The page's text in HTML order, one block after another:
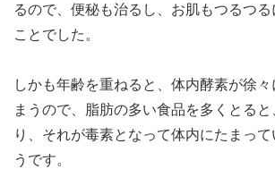
るので、便秘も治るし、お肌もつるつ
ことでした。
しかも年齢を重ねると、体内酵素が徐
まうので、脂肪の多い食品を多くとる
り、それが毒素となって体内にたまっ
うです。